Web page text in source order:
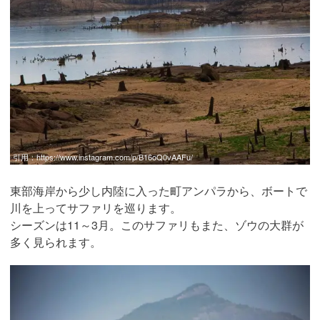
引用：https://www.instagram.com/p/B16oQ0vAAFu/
東部海岸から少し内陸に入った町アンパラから、ボートで
川を上ってサファリを巡ります。
シーズンは11～3月。このサファリもまた、ゾウの大群が
多く見られます。